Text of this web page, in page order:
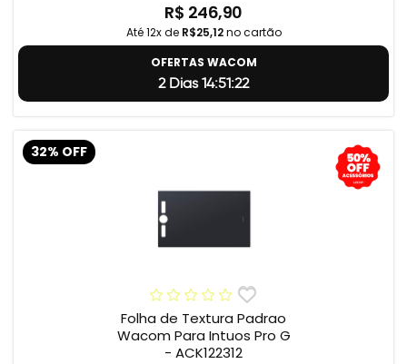
R$ 246,90
Até 12x de R$25,12no cartão
OFERTAS WACOM
2 Dias 14:51:22
32% OFF
Folha de Textura Padrao
Wacom Para Intuos Pro G
- ACK122312